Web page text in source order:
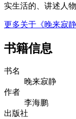
实生活的、讲述人
更多关于《晚来寂
书籍信息
书名
晚来寂静
作者
李海鹏
出版社